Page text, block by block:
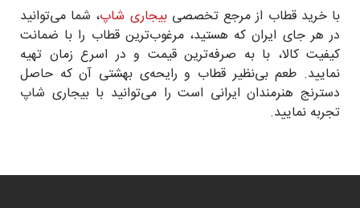
با خرید قطاب از مرجع تخصصیبیجاری شاپ، شما می‌توانید
در هر جای ایران که هستید، مرغوب‌ترین قطاب را با ضمانت
کیفیت کالا، با به صرفه‌ترین قیمت و در اسرع زمان تهیه
نمایید. طعم بی‌نظیر قطاب و رایحه‌ی بهشتی آن که حاصل
دسترنج هنرمندان ایرانی است را می‌توانید با بیجاری شاپ
تجربه نمایید.